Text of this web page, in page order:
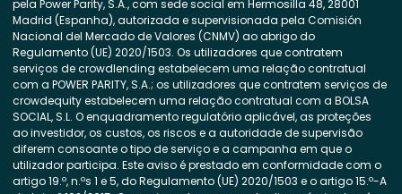
pela Power Parity, S.A., com sede social em Hermosilla 48, 28001
Madrid (Espanha), autorizada e supervisionada pela Comisión
Nacional del Mercado de Valores (CNMV) ao abrigo do
Regulamento (UE) 2020/1503. Os utilizadores que contratem
serviços de crowdlending estabelecem uma relação contratual
com a POWER PARITY, S.A.; os utilizadores que contratem serviços de
crowdequity estabelecem uma relação contratual com a BOLSA
SOCIAL, S.L. O enquadramento regulatório aplicável, as proteções
ao investidor, os custos, os riscos e a autoridade de supervisão
diferem consoante o tipo de serviço e a campanha em que o
utilizador participa. Este aviso é prestado em conformidade com o
artigo 19.º, n.ºs 1 e 5, do Regulamento (UE) 2020/1503 e o artigo 15.º-A